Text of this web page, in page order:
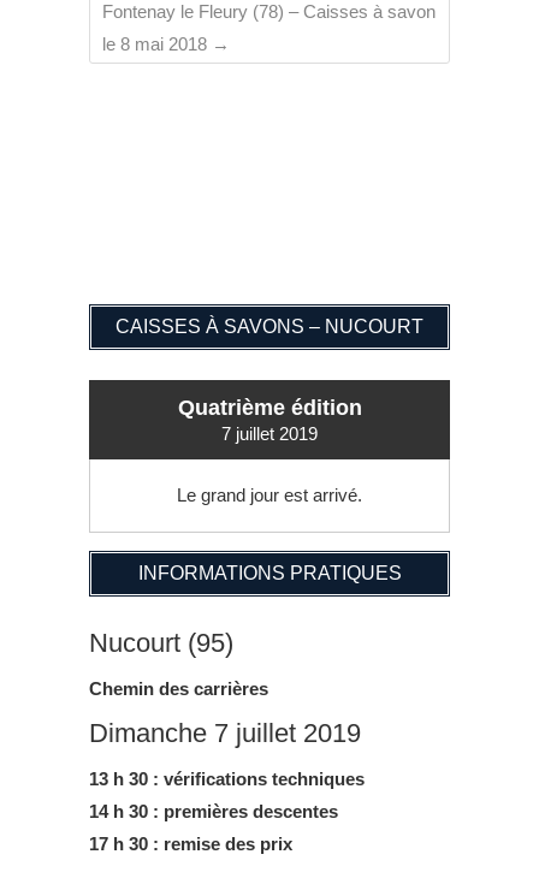
Fontenay le Fleury (78) – Caisses à savon
le 8 mai 2018 →
CAISSES À SAVONS – NUCOURT
Quatrième édition
7 juillet 2019
Le grand jour est arrivé.
INFORMATIONS PRATIQUES
Nucourt (95)
Chemin des carrières
Dimanche 7 juillet 2019
13 h 30 : vérifications techniques
14 h 30 : premières descentes
17 h 30 : remise des prix